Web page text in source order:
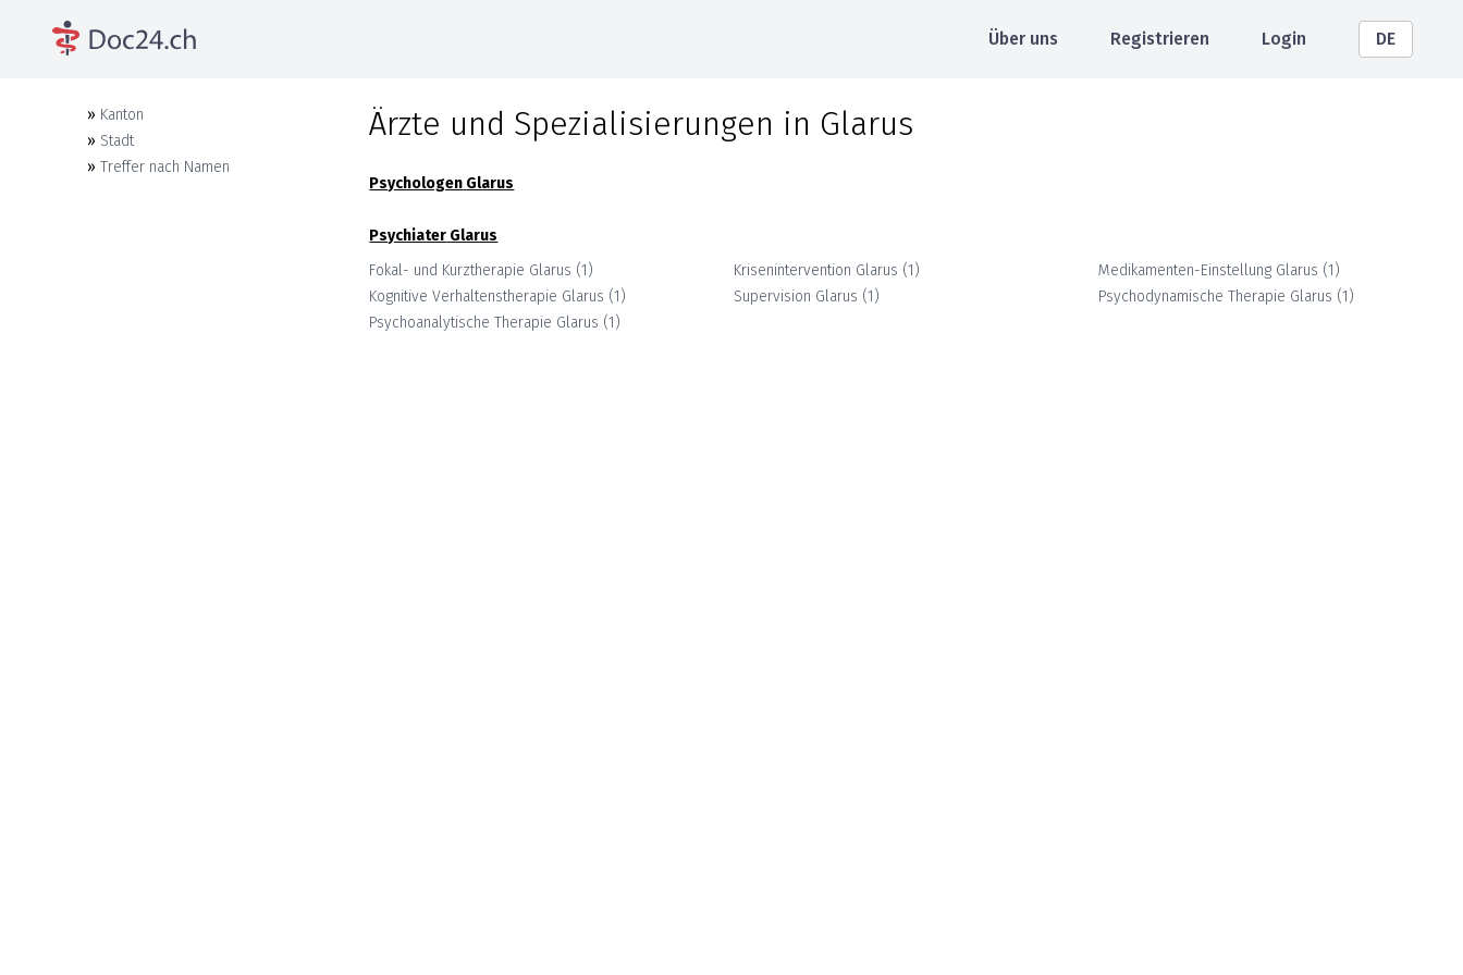
Über uns Registrieren Login DE
» Kanton
» Stadt
» Treffer nach Namen
Ärzte und Spezialisierungen in Glarus
Psychologen Glarus
Psychiater Glarus
Fokal- und Kurztherapie Glarus (1) Krisenintervention Glarus (1) Medikamenten-Einstellung Glarus (1)
Kognitive Verhaltenstherapie Glarus (1) Supervision Glarus (1) Psychodynamische Therapie Glarus (1)
Psychoanalytische Therapie Glarus (1)